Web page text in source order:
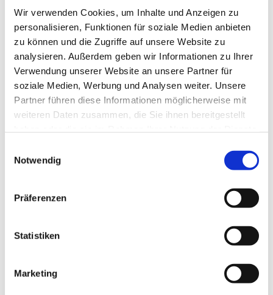
Wir verwenden Cookies, um Inhalte und Anzeigen zu
personalisieren, Funktionen für soziale Medien anbieten
zu können und die Zugriffe auf unsere Website zu
analysieren. Außerdem geben wir Informationen zu Ihrer
Verwendung unserer Website an unsere Partner für
soziale Medien, Werbung und Analysen weiter. Unsere
Partner führen diese Informationen möglicherweise mit
weiteren Daten zusammen, die Sie ihnen bereitgestellt
Notwendig
Präferenzen
Statistiken
Marketing
Dies könnte Sie auch